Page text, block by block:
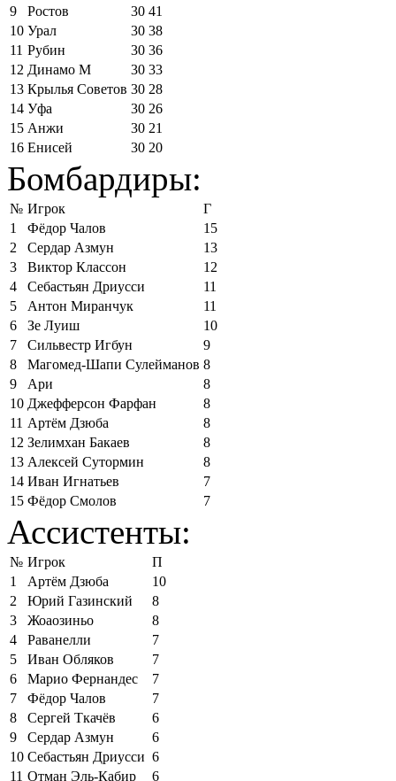
9 Ростов 30 41
10 Урал 30 38
11 Рубин 30 36
12 Динамо М 30 33
13 Крылья Советов 30 28
14 Уфа 30 26
15 Анжи 30 21
16 Енисей 30 20
Бомбардиры:
№ Игрок
Г
1
Фёдор Чалов
15
2
Сердар Азмун
13
3
Виктор Классон
12
4
Себастьян Дриусси
11
5
Антон Миранчук
11
6
Зе Луиш
10
7
Сильвестр Игбун
9
8
Магомед-Шапи Сулейманов 8
9
Ари
8
10 Джефферсон Фарфан
8
11 Артём Дзюба
8
12 Зелимхан Бакаев
8
13 Алексей Сутормин
8
14 Иван Игнатьев
7
15 Фёдор Смолов 7
Ассистенты:
№ Игрок
П
1
Артём Дзюба
10
2
Юрий Газинский
8
3
Жоаозиньо
8
4
Раванелли
7
5
Иван Обляков
7
6
Марио Фернандес
7
7
Фёдор Чалов
7
8
Сергей Ткачёв
6
9
Сердар Азмун
6
10 Себастьян Дриусси 6
11 Отман Эль-Кабир
6